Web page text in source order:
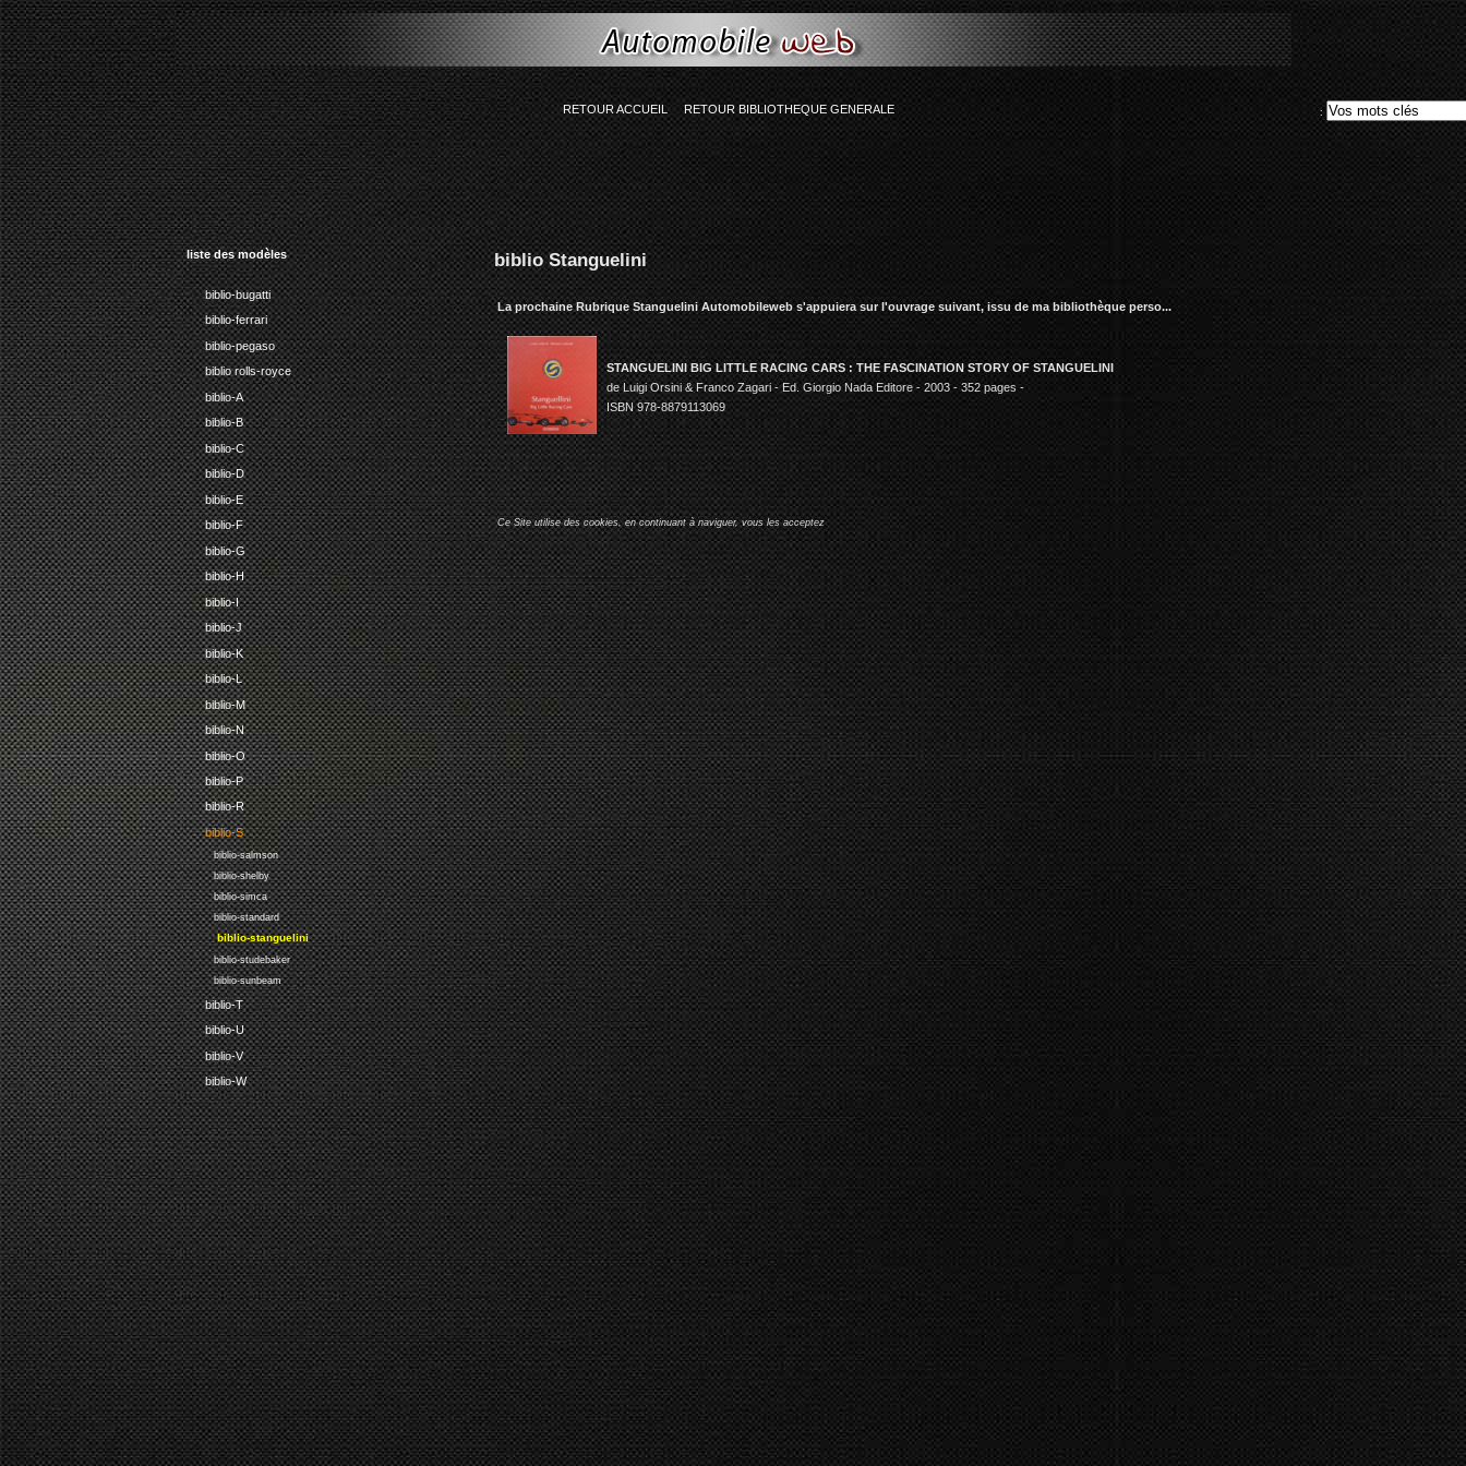
string(77) "Smarty error: unable to read resource: "globalcontent:bibliographie-generale""
liste des modèles
biblio-bugatti
biblio-ferrari
biblio-pegaso
biblio rolls-royce
biblio-A
biblio-B
biblio-C
biblio-D
biblio-E
biblio-F
biblio-G
biblio-H
biblio-I
biblio-J
biblio-K
biblio-L
biblio-M
biblio-N
biblio-O
biblio-P
biblio-R
biblio-S
biblio-salmson
biblio-shelby
biblio-simca
biblio-standard
biblio-stanguelini
biblio-studebaker
biblio-sunbeam
biblio-T
biblio-U
biblio-V
biblio-W
biblio Stanguelini
La prochaine Rubrique Stanguelini Automobilewebs'appuiera sur l'ouvrage suivant, issu de ma bibliothèqueperso...
STANGUELINI BIG LITTLE RACING CARS : THE FASCINATION STORY OF STANGUELINI
de Luigi Orsini & Franco Zagari - Ed. Giorgio Nada Editore - 2003 - 352 pages -
ISBN 978-8879113069
Ce Site utilise des cookies, en continuant à naviguer, vous les acceptez
RETOUR ACCUEIL RETOUR BIBLIOTHEQUE GENERALE :